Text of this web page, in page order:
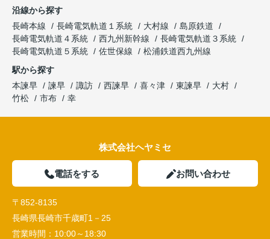
沿線から探す
長崎本線
長崎電気軌道１系統 大村線
島原鉄道
長崎電気軌道４系統
西九州新幹線
長崎電気軌道３系統
長崎電気軌道５系統
佐世保線
松浦鉄道西九州線
駅から探す
本諫早
諫早 諏訪 西諫早 喜々津 東諫早
大村
竹松
市布 幸
株式会社ヘヤミセ
電話をする お問い合わせ
〒852-8135
長崎県長崎市千歳町1－25
営業時間： 10:00～18:30